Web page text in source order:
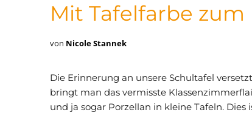
Mit Tafelfarbe
von Nicole Stannek
Die Erinnerung an unsere Schultafel
bringt man das vermisste
und ja sogar Porzellan in kleine Tafeln.